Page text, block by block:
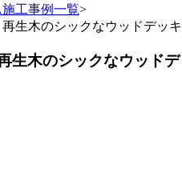
工事例一覧>
生木のシックなウッドデッキ
生木のシックなウッド